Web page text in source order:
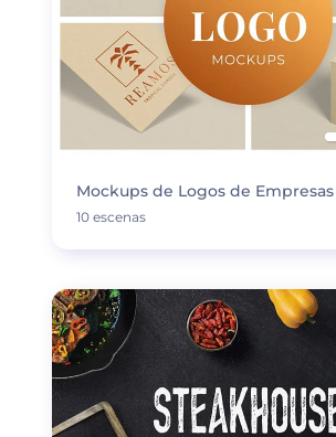
Mockups de Logos de Empresas
10 escenas